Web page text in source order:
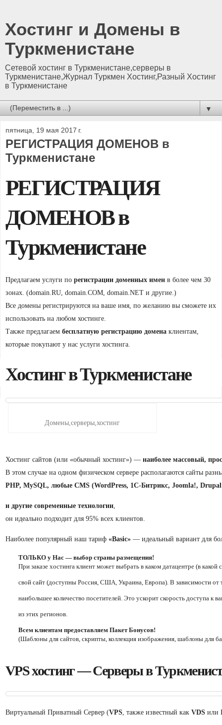
Хостинг и Домены в
Туркменистане
Сетевой хостинг в Туркменистане,серверы в
Туркменистане,Журнал Туркмен Хостинг,Разный Хостинг
в Туркменистане
▼
пятница, 19 мая 2017 г.
РЕГИСТРАЦИЯ ДОМЕНОВ в
Туркменистане
РЕГИСТРАЦИЯ
ДОМЕНОВ в
Туркменистане
Предлагаем услуги по регистрации доменных имен в более чем 30
зонах. (domain.RU, domain.COM, domain.NET и другие.)
Все домены регистрируются на ваше имя, по желанию вы сможете их
использовать на любом хостинге.
Также предлагаем бесплатную регистрацию домена клиентам,
которые покупают у нас услуги хостинга.
Хостинг в Туркменистане
Домены,серверы,хостинг
Хостинг сайтов (или «обычный хостинг») — наиболее массовый,
В этом случае на одном физическом сервере располагаются сайты
PHP, MySQL, любые CMS (WordPress, 1С-Битрикс, Joomla!,
и другие современные технологии
он идеально подходит для 95% всех клиентов.
Наиболее популярный наш тариф «Basic» — идеальный вариант для
ТОЛЬКО у Нас — выбор страны размещения!
При заказе хостинга клиент может выбрать в каком датацентре (в какой
свой сайт (доступны Россия, США, Украина, Европа). В зависимости от
наибольшее количество посетителей. Это ускорит скорость доступа к
из этих регионов.
Всем клиентам предоставляем Пакет Бонусов!
(Шаблоны для сайтов, скрипты, коллекция изображения, шаблоны для
VPS хостинг — Серверы в
Виртуальный Приватный Сервер (VPS , также известный как VDS или